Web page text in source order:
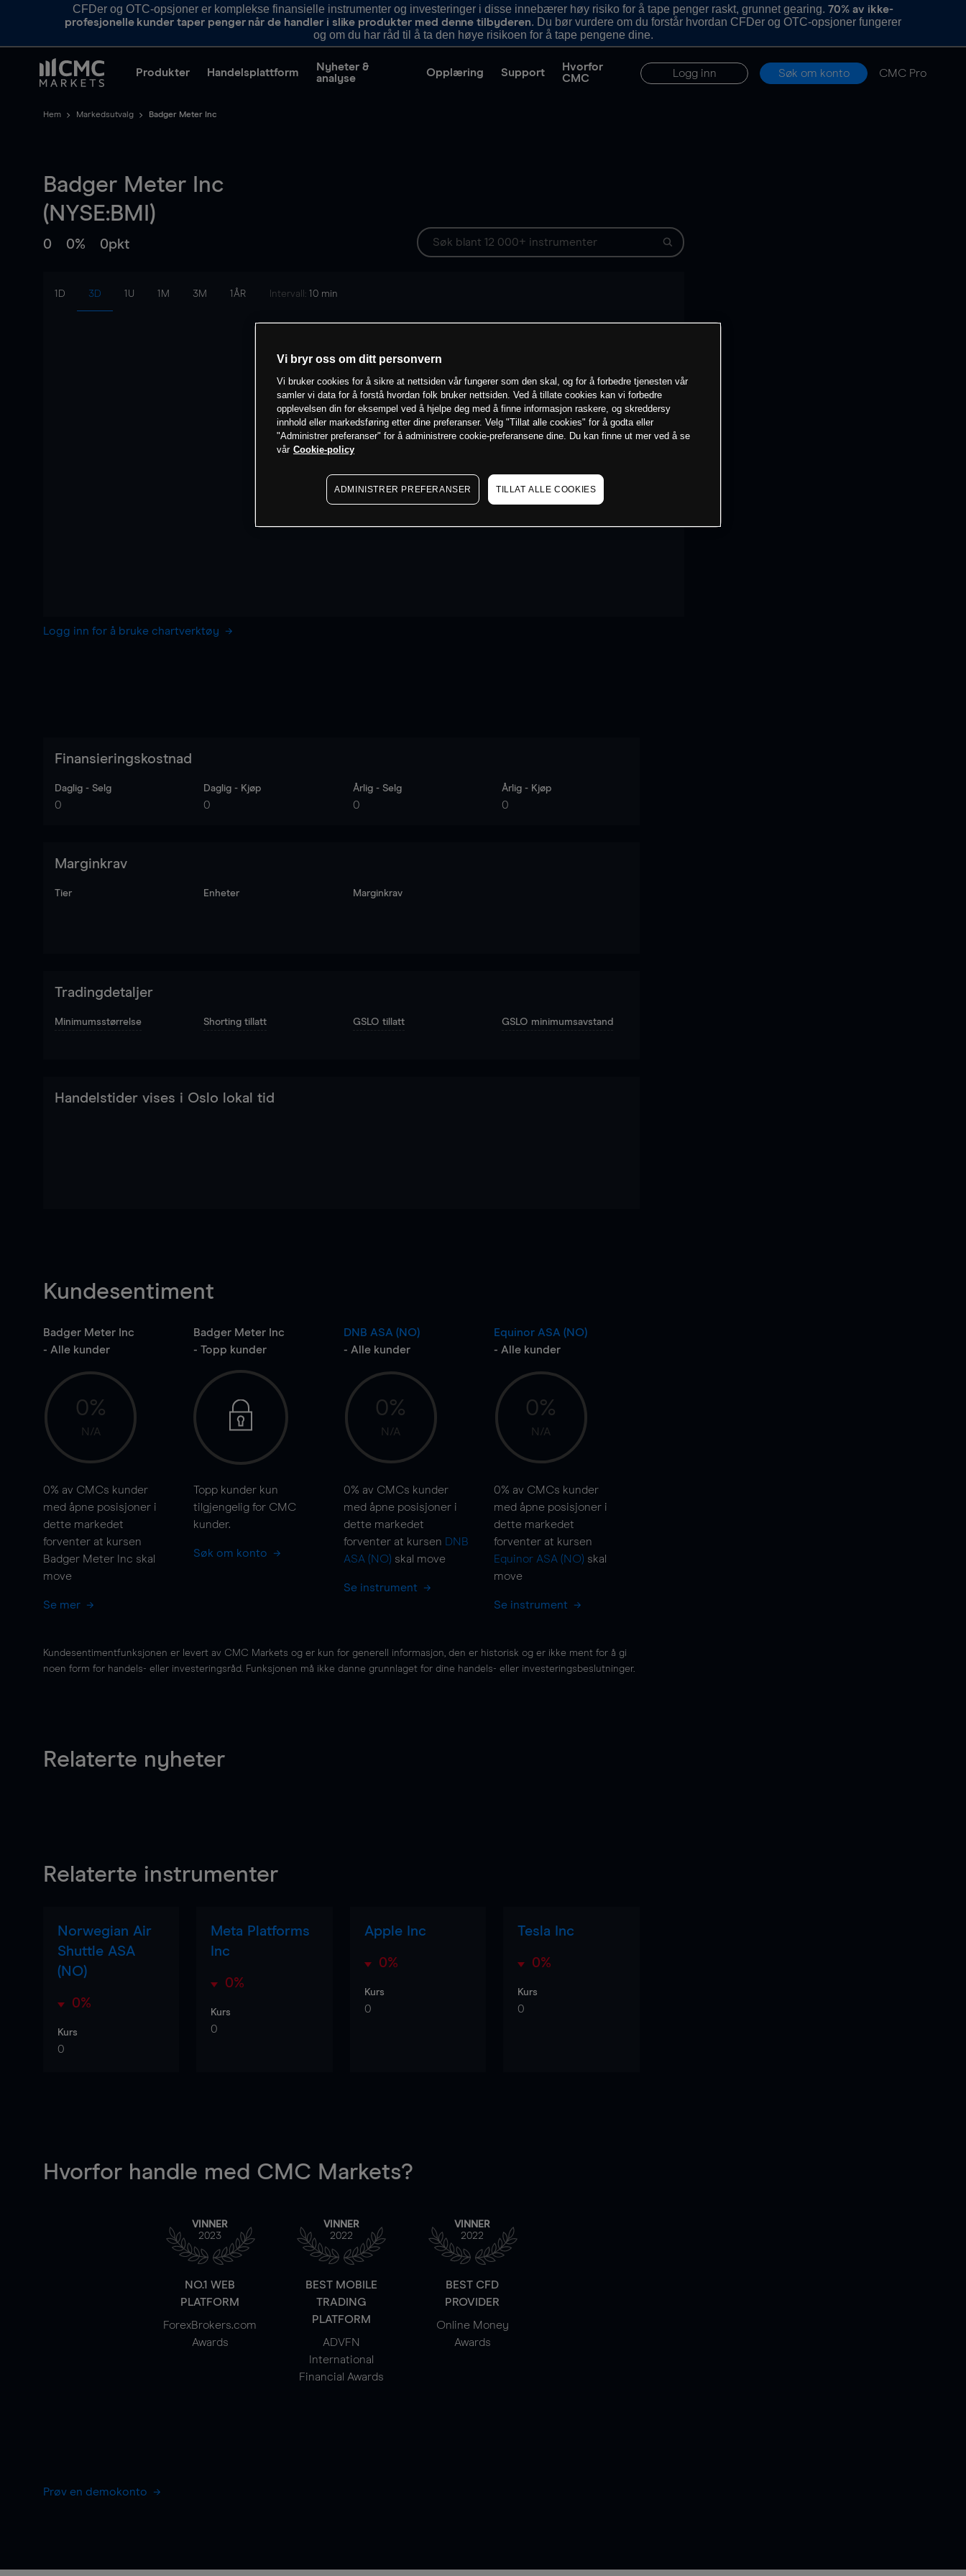
CFDer og OTC-opsjoner er komplekse finansielle instrumenter og investeringer i disse innebærer høy risiko for å tape penger raskt, grunnet gearing.70% av ikke-
profesjonelle kunder taper penger når de handler i slike produkter med denne tilbyderen. Du bør vurdere om du forstår hvordan CFDer og OTC-opsjoner fungerer
og om du har råd til å ta den høye risikoen for å tape pengene dine.
Produkter Handelsplattform
Nyheter &
analyse
Opplæring Support
Hvorfor
CMC
Logg inn Søk om konto CMC Pro
Hem Markedsutvalg Badger Meter Inc
Badger Meter Inc
(NYSE:BMI)
0 0% 0pkt
1D 3D 1U 1M 3M 1ÅR Intervall: 10 min
Logg inn for å bruke chartverktøy
Finansieringskostnad
Daglig - Selg
0
Daglig - Kjøp
0
Årlig - Selg
0
Årlig - Kjøp
0
Marginkrav
Tier Enheter Marginkrav
Tradingdetaljer
Minimumsstørrelse Shorting tillatt GSLO tillatt GSLO minimumsavstand
Handelstider vises i Oslo lokal tid
Kundesentiment
Badger Meter Inc
- Alle kunder
0%
N/A
0% av CMCs kunder
med åpne posisjoner i
dette markedet
forventer at kursen
Badger Meter Inc skal
move
Se mer
Badger Meter Inc
- Topp kunder
Topp kunder kun
tilgjengelig for CMC
kunder.
Søk om konto
DNB ASA (NO)
- Alle kunder
0%
N/A
0% av CMCs kunder
med åpne posisjoner i
dette markedet
forventer at kursen DNB
ASA (NO) skal move
Se instrument
Equinor ASA (NO)
- Alle kunder
0%
N/A
0% av CMCs kunder
med åpne posisjoner i
dette markedet
forventer at kursen
Equinor ASA (NO) skal
move
Se instrument
Kundesentimentfunksjonen er levert av CMC Markets og er kun for generell informasjon, den er historisk og er ikke ment for å gi
noen form for handels- eller investeringsråd. Funksjonen må ikke danne grunnlaget for dine handels- eller investeringsbeslutninger.
Relaterte nyheter
Relaterte instrumenter
Norwegian Air
Shuttle ASA
(NO)
0%
Kurs
0
Meta Platforms
Inc
0%
Kurs
0
Apple Inc
0%
Kurs
0
Tesla Inc
0%
Kurs
0
Hvorfor handle med CMC Markets?
VINNER
2023
NO.1 WEB
PLATFORM
ForexBrokers.com
Awards
VINNER
2022
BEST MOBILE
TRADING
PLATFORM
ADVFN
International
Financial Awards
VINNER
2022
BEST CFD
PROVIDER
Online Money
Awards
Prøv en demokonto
Vi bryr oss om ditt personvern
Vi bruker cookies for å sikre at nettsiden vår fungerer som den skal, og for å forbedre tjenesten vår
samler vi data for å forstå hvordan folk bruker nettsiden. Ved å tillate cookies kan vi forbedre
opplevelsen din for eksempel ved å hjelpe deg med å finne informasjon raskere, og skreddersy
innhold eller markedsføring etter dine preferanser. Velg "Tillat alle cookies" for å godta eller
"Administrer preferanser" for å administrere cookie-preferansene dine. Du kan finne ut mer ved å se
vår Cookie-policy
ADMINISTRER PREFERANSER TILLAT ALLE COOKIES